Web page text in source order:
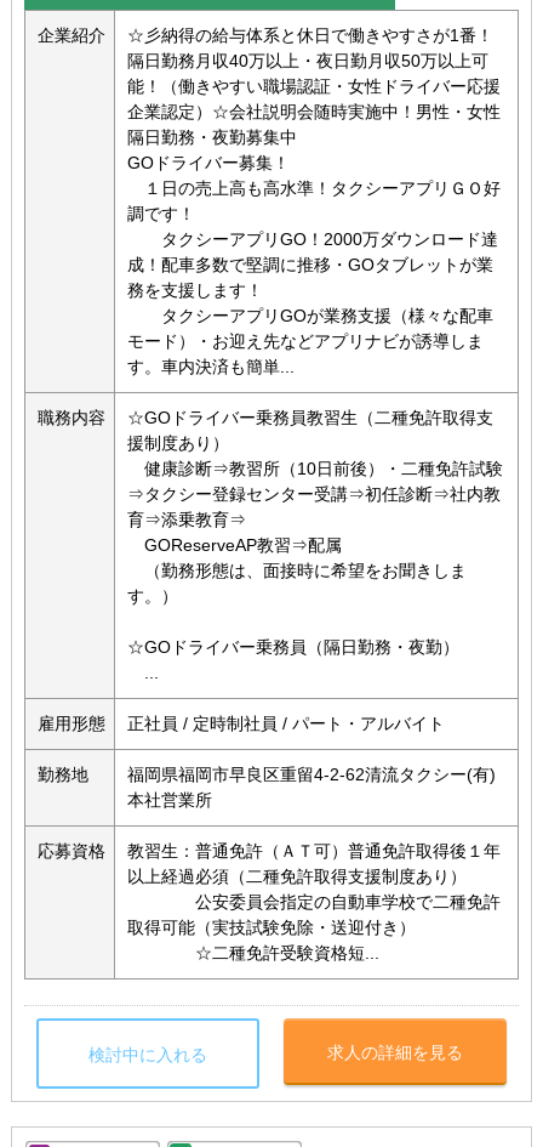
企業紹介
☆彡納得の給与体系と休日で働きやすさが1番！
隔日勤務月収40万以上・夜日勤月収50万以上可
能！（働きやすい職場認証・女性ドライバー応援
企業認定）☆会社説明会随時実施中！男性・女性
隔日勤務・夜勤募集中
GOドライバー募集！
１日の売上高も高水準！タクシーアプリＧＯ好
調です！
タクシーアプリGO！2000万ダウンロード達
成！配車多数で堅調に推移・GOタブレットが業
務を支援します！
タクシーアプリGOが業務支援（様々な配車
モード）・お迎え先などアプリナビが誘導しま
す。車内決済も簡単...
職務内容
☆GOドライバー乗務員教習生（二種免許取得支
援制度あり）
健康診断⇒教習所（10日前後）・二種免許試験
⇒タクシー登録センター受講⇒初任診断⇒社内教
育⇒添乗教育⇒
GOReserveAP教習⇒配属
（勤務形態は、面接時に希望をお聞きしま
す。）
☆GOドライバー乗務員（隔日勤務・夜勤）
...
雇用形態 正社員 / 定時制社員 / パート・アルバイト
勤務地
福岡県福岡市早良区重留4-2-62清流タクシー(有)
本社営業所
応募資格
教習生：普通免許（ＡＴ可）普通免許取得後１年
以上経過必須（二種免許取得支援制度あり）
公安委員会指定の自動車学校で二種免許
取得可能（実技試験免除・送迎付き）
☆二種免許受験資格短...
検討中に入れる 求人の詳細を見る